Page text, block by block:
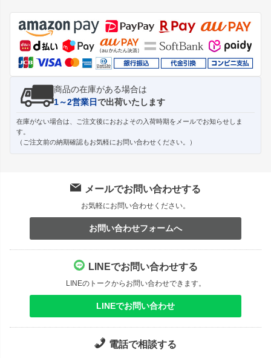
ジト
ップ
へ
商品の在庫がある場合は
1～2営業日で出荷いたします
在庫がない場合は、ご注文後におおよその入荷時期をメールでお知らせしま
す。
（ご注文前の納期確認もお気軽にお問い合わせください。）
メールでお問い合わせする
お気軽にお問い合わせください。
お問い合わせフォームへ
LINEでお問い合わせする
LINEのトークからお問い合わせできます。
LINEでお問い合わせ
電話で相談する